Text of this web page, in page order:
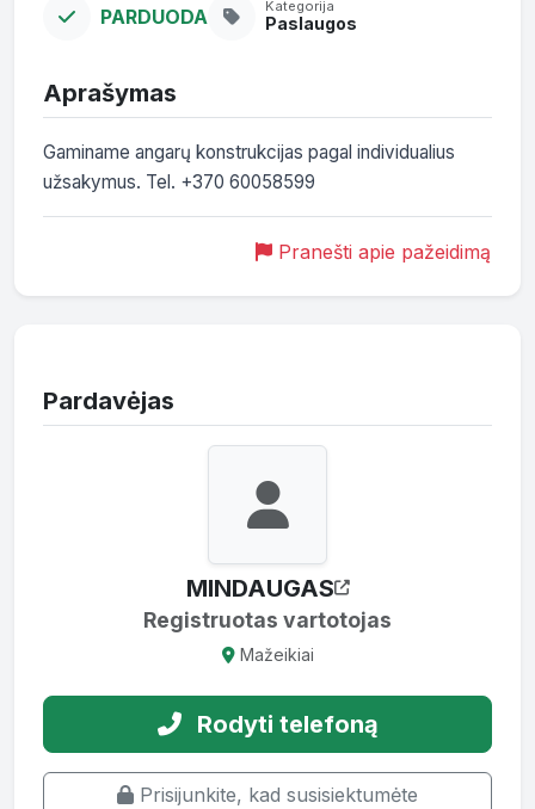
PARDUODA Kategorija
Paslaugos
Aprašymas
Gaminame angarų konstrukcijas pagal individualius
užsakymus. Tel. +370 60058599
Pranešti apie pažeidimą
Pardavėjas
MINDAUGAS
Registruotas vartotojas
Mažeikiai
Rodyti telefoną
Prisijunkite, kad susisiektumėte